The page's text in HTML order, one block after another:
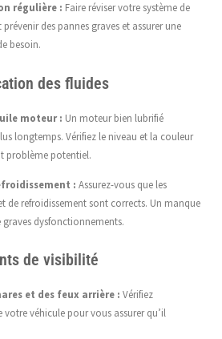
régulière : Faire réviser votre système de
des pannes graves et assurer une
besoin.
des fluides
moteur : Un moteur bien lubrifié
longtemps. Vérifiez le niveau et la couleur
problème potentiel.
: Assurez-vous que les
de refroidissement sont corrects. Un manque
dysfonctionnements.
de visibilité
et des feux arrière : Vérifiez
votre véhicule pour vous assurer qu’il